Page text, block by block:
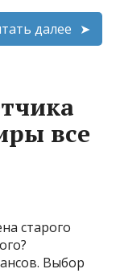
далее
все
старого
Выбор